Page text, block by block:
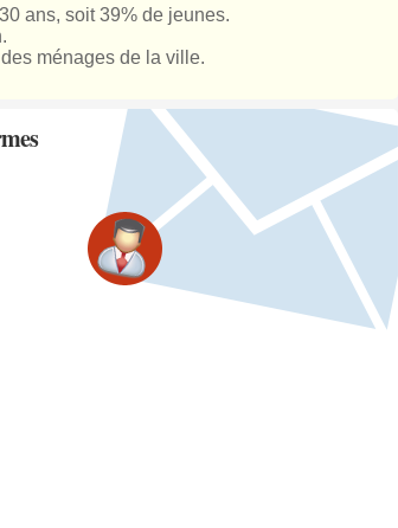
ans, soit 39% de jeunes.
ménages de la ville.